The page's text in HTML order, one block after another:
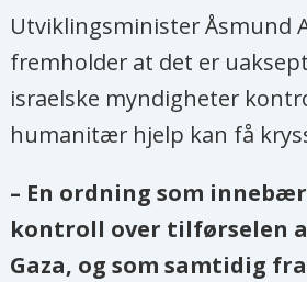
Utviklingsminister Åsmund
fremholder at det er
israelske myndigheter
humanitær hjelp kan få
– En ordning som
kontroll over tilførselen
Gaza, og som samtidig